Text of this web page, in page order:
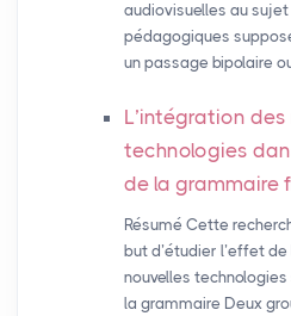
audiovisuelles au
pédagogiques
un passage bipolaire
L’intégration des
technologies
de la grammaire
Résumé Cette
but d’étudier l’effet
nouvelles
la grammaire Deux